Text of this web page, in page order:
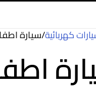
كهربائية/سيارة